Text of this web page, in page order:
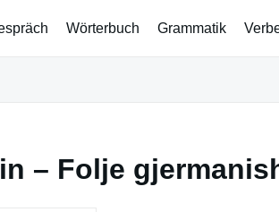
Wörterbuch Grammatik
– Folje